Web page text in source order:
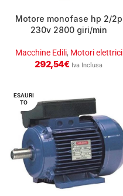
Motore monofase hp 2/2p
230v 2800 giri/min
Macchine Edili, Motori elettrici
292,54€ Iva Inclusa
ESAURI
TO